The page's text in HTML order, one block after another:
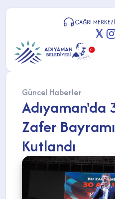
ÇAĞRI
Güncel Haberler
Adıyaman'da
Zafer
Kutlandı